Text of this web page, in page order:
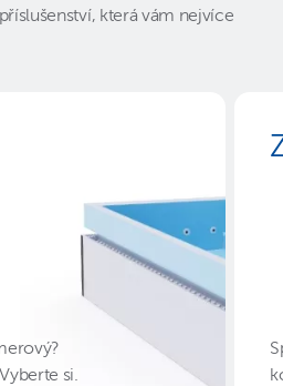
která vám nejvíce
si.